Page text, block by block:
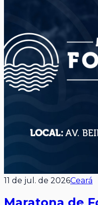
11 de jul. de 2026Ceará